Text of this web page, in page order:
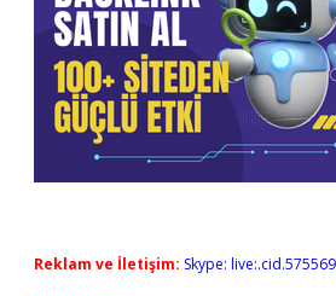
Reklam ve İletişim: Skype: